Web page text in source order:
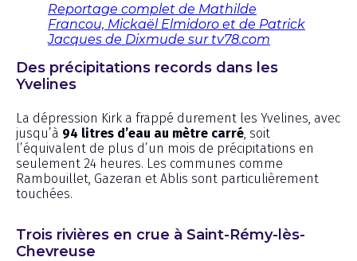
Reportage complet de Mathilde
Francou, Mickaël Elmidoro et de Patrick
Jacques de Dixmude sur tv78.com
Des précipitations records dans les
Yvelines
La dépression Kirk a frappé durement les Yvelines, avec
jusqu’à 94 litres d’eau au mètre carré , soit
l’équivalent de plus d’un mois de précipitations en
seulement 24 heures. Les communes comme
Rambouillet, Gazeran et Ablis sont particulièrement
touchées.
Trois rivières en crue à Saint-Rémy-lès-
Chevreuse